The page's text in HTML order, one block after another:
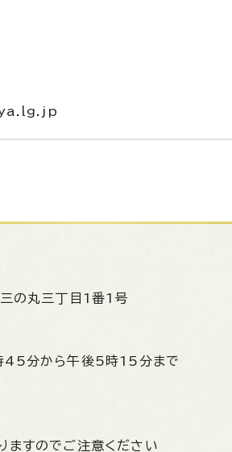
の丸三丁目1番1号
45分から午後5時15分まで
ますのでご注意ください